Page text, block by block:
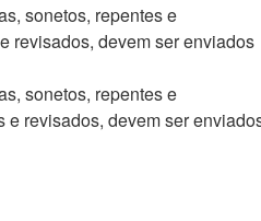
sonetos, repentes e
revisados, devem ser enviados
sonetos, repentes e
revisados, devem ser